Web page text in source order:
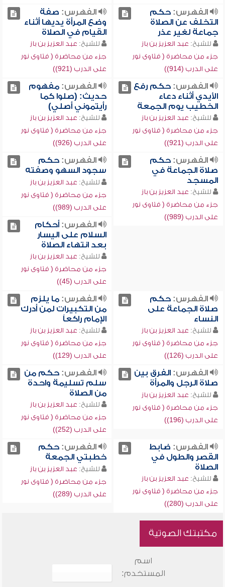
الفهرس:حكم
التخلف عن الصلاة
جماعة لغير عذر
للشيخ: عبد العزيز بن باز
جزء من محاضرة ( فتاوى نور
على الدرب (914))
الفهرس: صفة
وضع المرأة يديها أثناء
القيام في الصلاة
للشيخ: عبد العزيز بن باز
جزء من محاضرة ( فتاوى نور
على الدرب (921))
الفهرس:حكم رفع
الأيدي أثناء دعاء
الخطيب يوم الجمعة
للشيخ: عبد العزيز بن باز
جزء من محاضرة ( فتاوى نور
على الدرب (921))
الفهرس:مفهوم
حديث: (صلوا كما
رأيتموني أصلي)
للشيخ: عبد العزيز بن باز
جزء من محاضرة ( فتاوى نور
على الدرب (926))
الفهرس:حكم
صلاة الجماعة في
المسجد
للشيخ: عبد العزيز بن باز
جزء من محاضرة ( فتاوى نور
على الدرب (989))
الفهرس:حكم
سجود السهو وصفته
للشيخ: عبد العزيز بن باز
جزء من محاضرة ( فتاوى نور
على الدرب (989))
الفهرس:أحكام
السلام على اليسار
بعد انتهاء الصلاة
للشيخ: عبد العزيز بن باز
جزء من محاضرة ( فتاوى نور
على الدرب (45))
الفهرس:حكم
صلاة الجماعة على
النساء
للشيخ: عبد العزيز بن باز
جزء من محاضرة ( فتاوى نور
على الدرب (126))
الفهرس:ما يلزم
من التكبيرات لمن أدرك
الإمام راكعاً
للشيخ: عبد العزيز بن باز
جزء من محاضرة ( فتاوى نور
على الدرب (129))
الفهرس:الفرق بين
صلاة الرجل والمرأة
للشيخ: عبد العزيز بن باز
جزء من محاضرة ( فتاوى نور
على الدرب (196))
الفهرس:حكم من
سلم تسليمة واحدة
من الصلاة
للشيخ: عبد العزيز بن باز
جزء من محاضرة ( فتاوى نور
على الدرب (252))
الفهرس: ضابط
القصر والطول في
الصلاة
للشيخ: عبد العزيز بن باز
جزء من محاضرة ( فتاوى نور
على الدرب (280))
الفهرس:حكم
خطبتي الجمعة
للشيخ: عبد العزيز بن باز
جزء من محاضرة ( فتاوى نور
على الدرب (289))
مكتبتك الصوتية
اسم
المستخدم: